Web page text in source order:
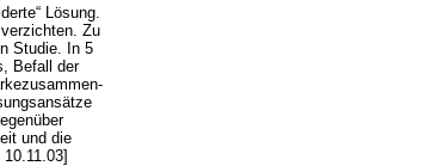
Lösung.
Zu
Studie. In 5
Befall der
und die